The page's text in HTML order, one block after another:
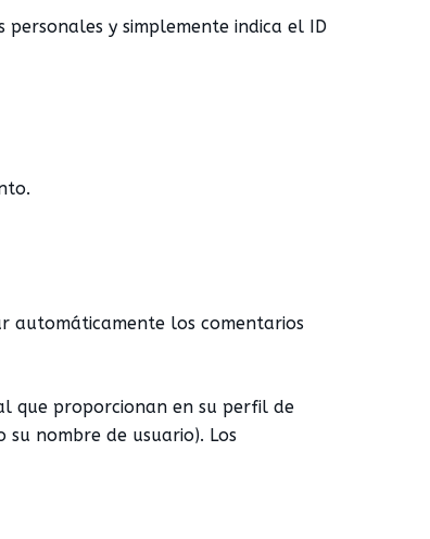
y simplemente indica el ID
automáticamente los comentarios
que proporcionan en su perfil de
nombre de usuario). Los